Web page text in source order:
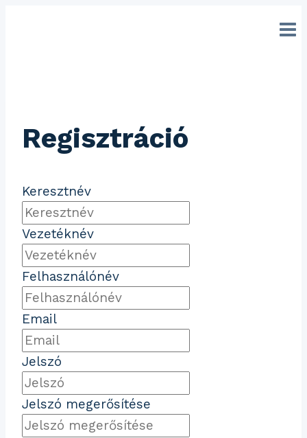
Regisztráció
Keresztnév
Vezetéknév
Felhasználónév
Email
Jelszó
Jelszó megerősítése